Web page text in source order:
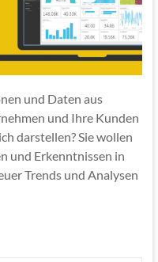
und Daten aus
und Ihre Kunden
darstellen? Sie wollen
und Erkenntnissen in
Trends und Analysen